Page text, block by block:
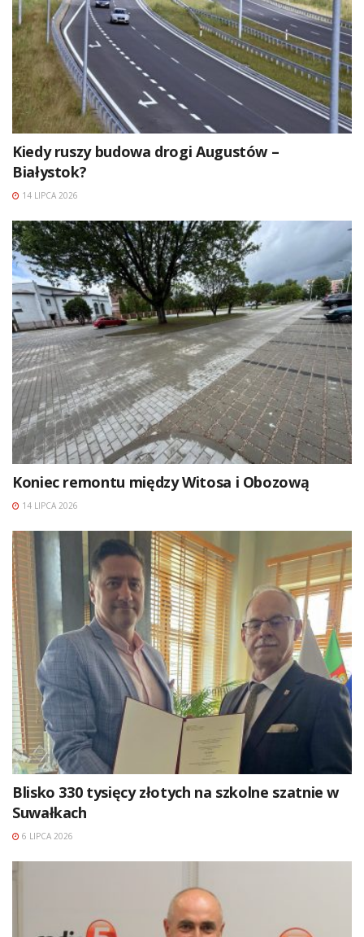
Kiedy ruszy budowa drogi Augustów –
Białystok?
14 LIPCA 2026
Koniec remontu między Witosa i Obozową
14 LIPCA 2026
Blisko 330 tysięcy złotych na szkolne szatnie w
Suwałkach
6 LIPCA 2026